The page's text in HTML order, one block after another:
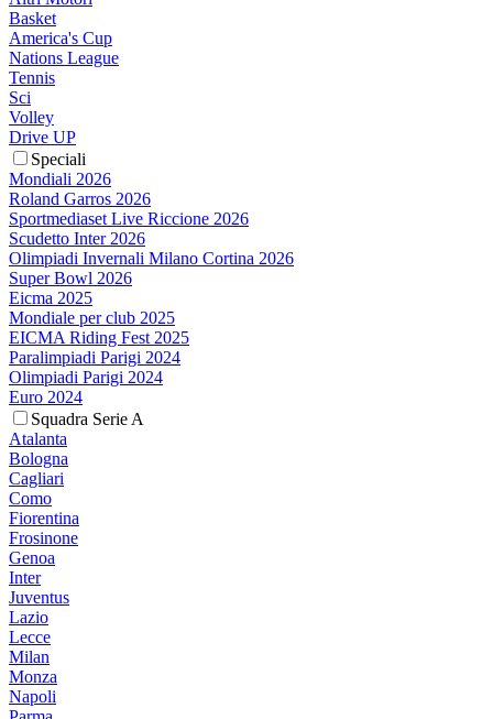
Basket
America's Cup
Nations League
Tennis
Sci
Volley
Drive UP
Speciali
Mondiali 2026
Roland Garros 2026
Sportmediaset Live Riccione 2026
Scudetto Inter 2026
Olimpiadi Invernali Milano Cortina 2026
Super Bowl 2026
Eicma 2025
Mondiale per club 2025
EICMA Riding Fest 2025
Paralimpiadi Parigi 2024
Olimpiadi Parigi 2024
Euro 2024
Squadra Serie A
Atalanta
Bologna
Cagliari
Como
Fiorentina
Frosinone
Genoa
Inter
Juventus
Lazio
Lecce
Milan
Monza
Napoli